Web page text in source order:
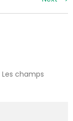
Les champs